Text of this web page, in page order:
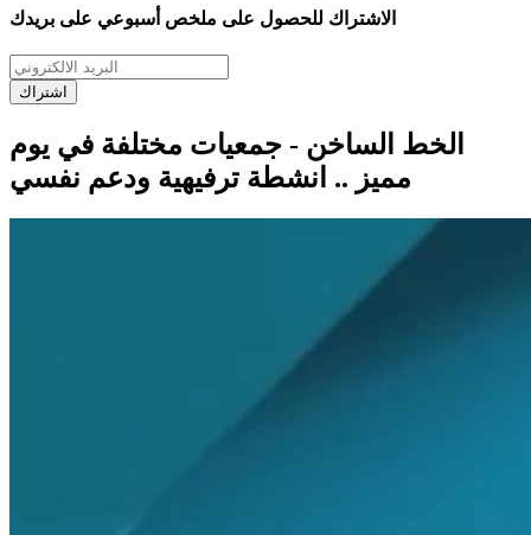
الاشتراك للحصول على ملخص أسبوعي على بريدك
اشتراك
الخط الساخن - جمعيات مختلفة في يوم
مميز .. انشطة ترفيهية ودعم نفسي